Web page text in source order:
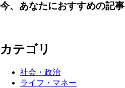
今、あなたにおすすめの記事
カテゴリ
社会・政治
ライフ・マネー